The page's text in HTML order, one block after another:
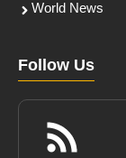
World News
Follow Us